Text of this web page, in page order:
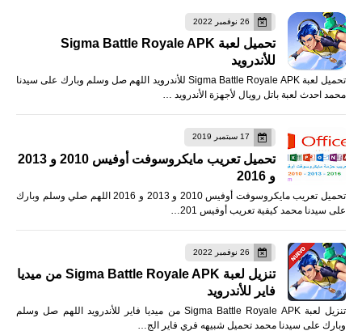
26 نوفمبر 2022
تحميل لعبة Sigma Battle Royale APK
للأندرويد
تحميل لعبة Sigma Battle Royale APK للأندرويد اللهم صل وسلم وبارك على سيدنا
محمد احدث لعبة باتل رويال لأجهزة الأندرويد …
17 سبتمبر 2019
تحميل تعريب مايكروسوفت أوفيس 2010 و 2013
و 2016
تحميل تعريب مايكروسوفت أوفيس 2010 و 2013 و 2016 اللهم صلي وسلم وبارك
على سيدنا محمد كيفية تعريب أوفيس 201…
26 نوفمبر 2022
تنزيل لعبة Sigma Battle Royale APK من ميديا
فاير للأندرويد
تنزيل لعبة Sigma Battle Royale APK من ميديا فاير للأندرويد اللهم صل وسلم
وبارك على سيدنا محمد تحميل شبيهه فري فاير الج…